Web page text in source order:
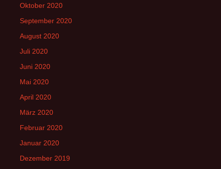
Oktober 2020
September 2020
August 2020
Juli 2020
Juni 2020
Mai 2020
April 2020
März 2020
Februar 2020
Januar 2020
Dezember 2019